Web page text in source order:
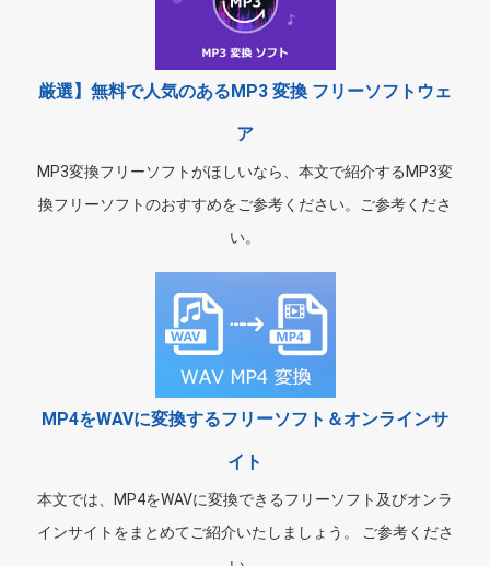
厳選】無料で人気のあるMP3 変換 フリーソフトウェ
ア
MP3変換フリーソフトがほしいなら、本文で紹介するMP3変
換フリーソフトのおすすめをご参考ください。ご参考くださ
い。
MP4をWAVに変換するフリーソフト＆オンラインサ
イト
本文では、MP4をWAVに変換できるフリーソフト及びオンラ
インサイトをまとめてご紹介いたしましょう。 ご参考くださ